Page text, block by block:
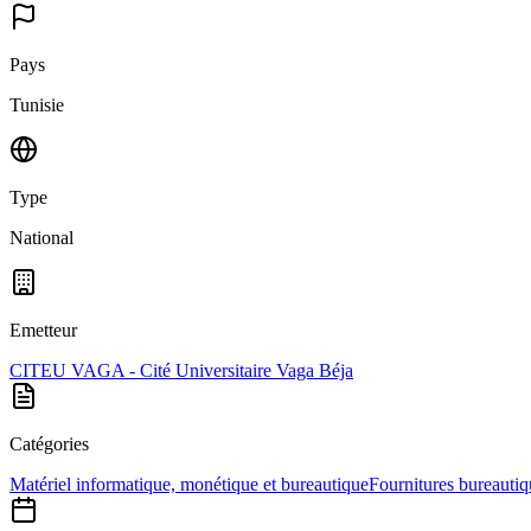
Pays
Tunisie
Type
National
Emetteur
CITEU VAGA - Cité Universitaire Vaga Béja
Catégories
Matériel informatique, monétique et bureautiqueFournitures